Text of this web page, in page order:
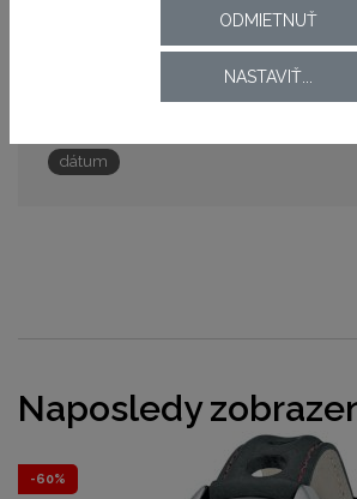
dátum
Naposledy
-60%
ODMIETNUŤ
NASTAVIŤ...